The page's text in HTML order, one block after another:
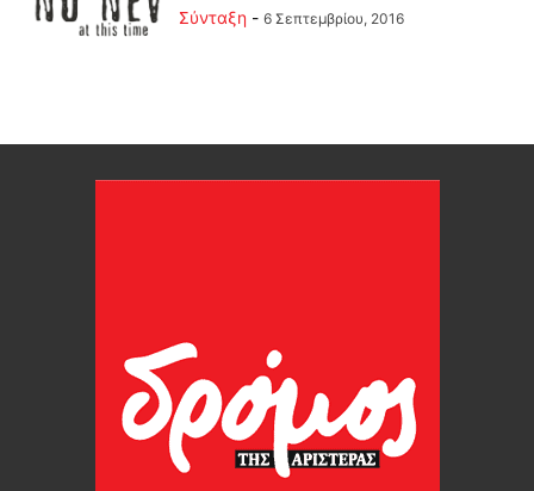
Σύνταξη - 6 Σεπτεμβρίου, 2016